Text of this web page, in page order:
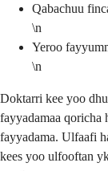
Qabachuu
\n
Yeroo
\n
Doktarri kee yoo
fayyadamaa qoricha
fayyadama. Ulfaafi
kees yoo ulfooftan